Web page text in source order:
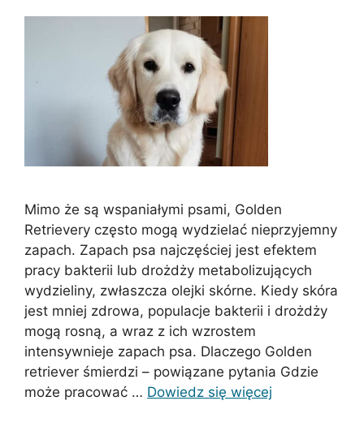
Mimo że są wspaniałymi psami, Golden
Retrievery często mogą wydzielać nieprzyjemny
zapach. Zapach psa najczęściej jest efektem
pracy bakterii lub drożdży metabolizujących
wydzieliny, zwłaszcza olejki skórne. Kiedy skóra
jest mniej zdrowa, populacje bakterii i drożdży
mogą rosną, a wraz z ich wzrostem
intensywnieje zapach psa. Dlaczego Golden
retriever śmierdzi – powiązane pytania Gdzie
może pracować … Dowiedz się więcej